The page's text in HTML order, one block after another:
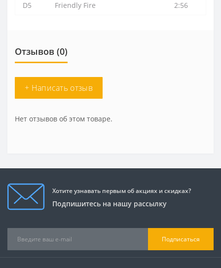
D5 Friendly Fire 2:56
Отзывов (0)
+ Написать отзыв
Нет отзывов об этом товаре.
Хотите узнавать первым об акциях и скидках?
Подпишитесь на нашу рассылку
Подписаться